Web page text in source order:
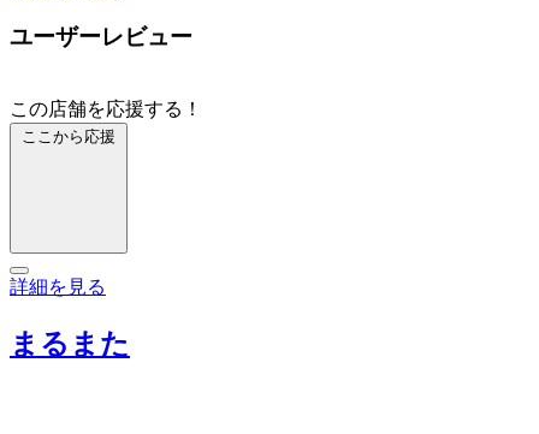
ユーザーレビュー
この店舗を応援する！
ここから応援
詳細を見る
まるまた